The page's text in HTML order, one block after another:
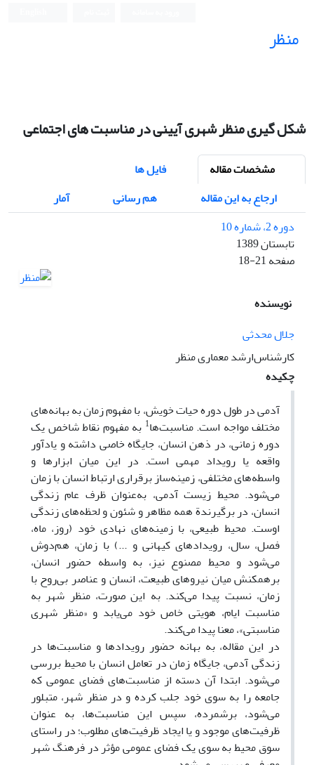
منظر
شکل گیری منظر شهری آیینی در مناسبت های اجتماعی
مشخصات مقاله
فایل ها
ارجاع به این مقاله
هم رسانی
آمار
دوره 2، شماره 10
تابستان 1389
صفحه18-21
نویسنده
جلال محدثی
کارشناس‌‌ارشد معماری منظر
چکیده
آدمی در طول دوره حیات خویش، با مفهوم زمان به بهانه‌های
مختلف مواجه است. مناسبت‌ها1 به مفهوم نقاط شاخص یک
دوره زمانی، در ذهن انسان، جایگاه خاصی داشته و یادآور
واقعه یا رویداد مهمی است. در این میان ابزارها و
واسطه‌های مختلفی، زمینه‌ساز برقراری ارتباط انسان با زمان
می‌شود. محیط زیست آدمی، به‌عنوان ظرف عام زندگی
انسان، در برگیرندة همه مظاهر و شئون و لحظه‌های زندگی
اوست. محیط طبیعی، با زمینه‌های نهادی خود (روز، ماه،
فصل، سال، رویدادهای کیهانی و ...) با زمان، هم‌دوش
می‌شود و محیط مصنوع نیز، به واسطه حضور انسان،
برهمکنش میان نیروهای طبیعت، انسان و عناصر بی‌روح با
زمان، نسبت پیدا می‌کند. به‌ این صورت، منظر شهر به
مناسبت ایام، هویتی خاص خود می‌یابد و «منظر شهری
مناسبتی»، معنا پیدا می‌کند.
در این مقاله، به بهانه حضور رویدادها و مناسبت‌ها در
زندگی آدمی، جایگاه زمان در تعامل انسان با محیط بررسی
می‌شود. ابتدا آن دسته از مناسبت‌های فضای عمومی که
جامعه را به سوی خود جلب کرده و در منظر شهر، متبلور
می‌شود، برشمرده، سپس این مناسبت‌ها، به عنوان
ظرفیت‌های موجود و یا ایجاد ظرفیت‌های مطلوب؛ در راستای
سوق محیط به سوی یک فضای عمومی مؤثر در فرهنگ شهر